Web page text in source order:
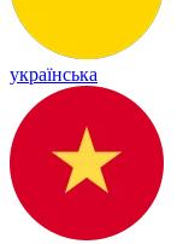
українська